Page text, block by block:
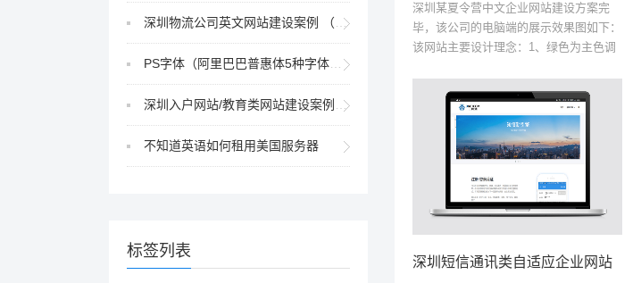
深圳物流公司英文网站建设案例 （班普顿BIL外贸网站建设效果）
PS字体（阿里巴巴普惠体5种字体齐全）
深圳入户网站/教育类网站建设案例/教育类自适应网站
不知道英语如何租用美国服务器
标签列表
深圳某夏令营中文企业网站建设方案完
毕，该公司的电脑端的展示效果图如下：
该网站主要设计理念：1、绿色为主色调
“品质教育”、“往...